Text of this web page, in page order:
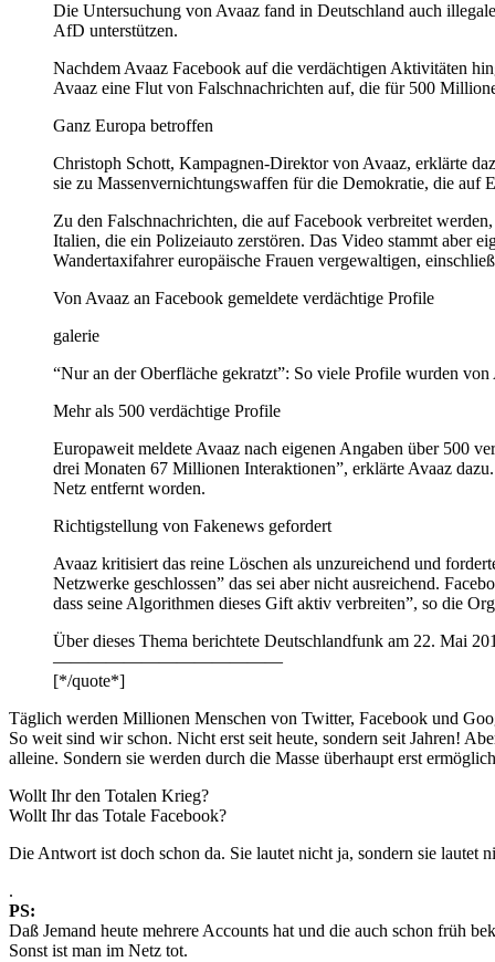
Die Untersuchung von Avaaz fand in Deutschland auch
AfD unterstützen.
Nachdem Avaaz Facebook auf die verdächtigen Aktivitäten
Avaaz eine Flut von Falschnachrichten auf, die für 500
Ganz Europa betroffen
Christoph Schott, Kampagnen-Direktor von Avaaz, erklärte
sie zu Massenvernichtungswaffen für die Demokratie, die auf
Zu den Falschnachrichten, die auf Facebook verbreitet
Italien, die ein Polizeiauto zerstören. Das Video stammt aber
Wandertaxifahrer europäische Frauen vergewaltigen,
Von Avaaz an Facebook gemeldete verdächtige Profile
galerie
“Nur an der Oberfläche gekratzt”: So viele Profile wurden
Mehr als 500 verdächtige Profile
Europaweit meldete Avaaz nach eigenen Angaben über 500
drei Monaten 67 Millionen Interaktionen”, erklärte Avaaz
Netz entfernt worden.
Richtigstellung von Fakenews gefordert
Avaaz kritisiert das reine Löschen als unzureichend und
Netzwerke geschlossen” das sei aber nicht ausreichend.
dass seine Algorithmen dieses Gift aktiv verbreiten”, so die
Über dieses Thema berichtete Deutschlandfunk am 22. Mai
—————————————
[*/quote*]
Täglich werden Millionen Menschen von Twitter, Facebook und
So weit sind wir schon. Nicht erst seit heute, sondern seit Jahren!
alleine. Sondern sie werden durch die Masse überhaupt erst
Wollt Ihr den Totalen Krieg?
Wollt Ihr das Totale Facebook?
Die Antwort ist doch schon da. Sie lautet nicht ja, sondern sie lautet
.
PS:
Daß Jemand heute mehrere Accounts hat und die auch schon früh
Sonst ist man im Netz tot.